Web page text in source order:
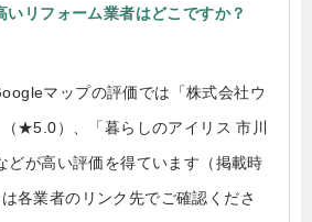
リフォーム業者はどこですか？
マップの評価では「株式会社ウ
★5.0）、「暮らしのアイリス 市川
が高い評価を得ています（掲載時
各業者のリンク先でご確認くださ